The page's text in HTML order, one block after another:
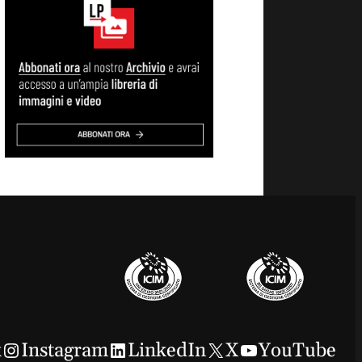
Instagram LinkedIn X YouTube